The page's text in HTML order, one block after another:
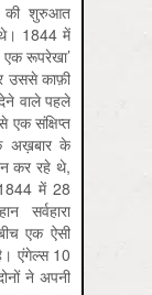
की शुरुआत
थे। 1844 में
एक रूपरेखा’
उससे काफ़ी
वाले पहले
एक संक्षिप्त
अख़बार के
कर रहे थे,
में 28
एक ऐसी
एंगेल्स 10
ने अपनी